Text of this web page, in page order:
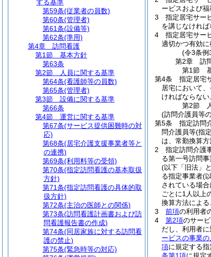
ービスおよび
3
指定居宅サー
を講じなければ
4
指定居宅サー
適切かつ有効に
(令3条例
第2章
訪
第1節
第4条
指定居宅
居宅において
ければならない
第2節
(訪問介護員等
第5条
指定訪問
問介護員等(指
は、常勤換算方
2
指定訪問介護
る第一号訪問事
(以下「旧法」
る指定事業者(
されている場
ごとに1人以上
換算方法による
3
前項の利用者
4
第2項のサー
だし、利用者
ービスの事業
項に規定する
する基準
第59条(従業者の員数)
第60条(管理者)
第61条(設備等)
第62条(準用)
第4章
訪問看護
第1節
基本方針
第63条
第2節
人員に関する基準
第64条(看護師等の員数)
第65条(管理者)
第3節
設備に関する基準
第66条
第4節
運営に関する基準
第67条(サービス提供困難時の対
応)
第68条(居宅介護支援事業者等と
の連携)
第69条(利用料等の受領)
第70条(指定訪問看護の基本取扱
方針)
第71条(指定訪問看護の具体的取
扱方針)
第72条(主治の医師との関係)
第73条(訪問看護計画書および訪
問看護報告書の作成)
第74条(同居家族に対する訪問看
護の禁止)
第75条(緊急時等の対応)